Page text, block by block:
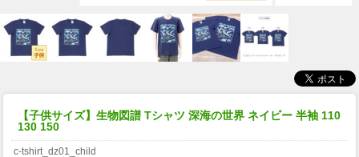
【子供サイズ】生物図譜 Tシャツ 深海の世界 ネイビー 半袖 110
130 150
c-tshirt_dz01_child